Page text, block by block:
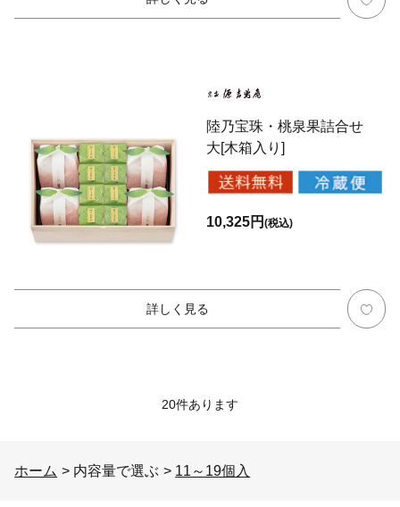
陸乃宝珠・桃泉果詰合せ
大[木箱入り]
10,325円(税込)
詳しく見る
20件あります
ホーム > 内容量で選ぶ > 11～19個入